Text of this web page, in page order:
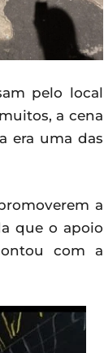
pelo local
a cena
era uma das
a
que o apoio
com a